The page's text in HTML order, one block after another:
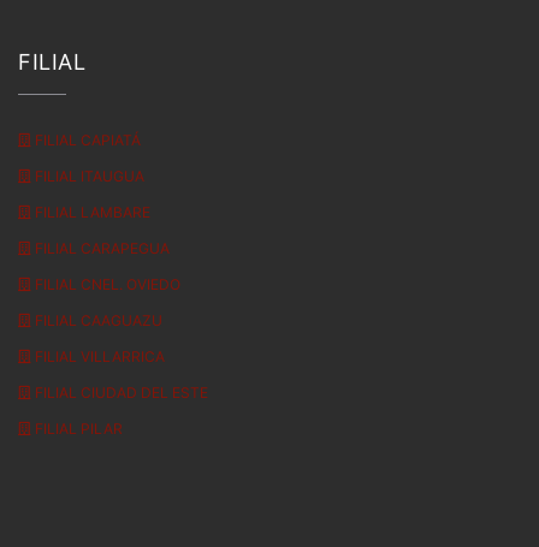
FILIAL
FILIAL CAPIATÁ
FILIAL ITAUGUA
FILIAL LAMBARE
FILIAL CARAPEGUA
FILIAL CNEL. OVIEDO
FILIAL CAAGUAZU
FILIAL VILLARRICA
FILIAL CIUDAD DEL ESTE
FILIAL PILAR